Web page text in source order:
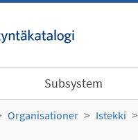
Subsystem
Organisationer Istekki